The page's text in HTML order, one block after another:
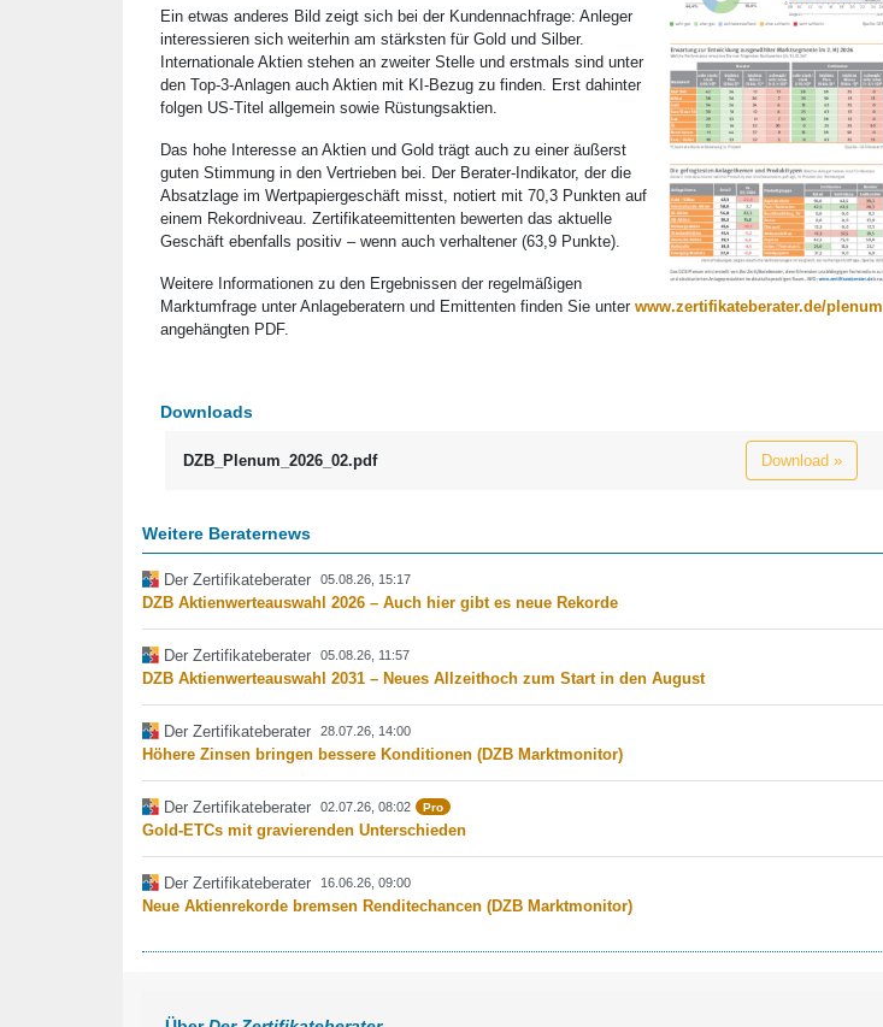
Ein etwas anderes Bild zeigt sich bei der Kundennachfrage: Anleger
interessieren sich weiterhin am stärksten für Gold und Silber.
Internationale Aktien stehen an zweiter Stelle und erstmals sind unter
den Top-3-Anlagen auch Aktien mit KI-Bezug zu finden. Erst dahinter
folgen US-Titel allgemein sowie Rüstungsaktien.
Das hohe Interesse an Aktien und Gold trägt auch zu einer äußerst
guten Stimmung in den Vertrieben bei. Der Berater-Indikator, der die
Absatzlage im Wertpapiergeschäft misst, notiert mit 70,3 Punkten auf
einem Rekordniveau. Zertifikateemittenten bewerten das aktuelle
Geschäft ebenfalls positiv – wenn auch verhaltener (63,9 Punkte).
Weitere Informationen zu den Ergebnissen der regelmäßigen
Marktumfrage unter Anlageberatern und Emittenten finden Sie unter www.zertifikateberater.de/plenum
angehängten PDF.
Downloads
DZB_Plenum_2026_02.pdf Download »
Weitere Beraternews
Der Zertifikateberater 05.08.26, 15:17
DZB Aktienwerteauswahl 2026 – Auch hier gibt es neue Rekorde
Der Zertifikateberater 05.08.26, 11:57
DZB Aktienwerteauswahl 2031 – Neues Allzeithoch zum Start in den August
Der Zertifikateberater 28.07.26, 14:00
Höhere Zinsen bringen bessere Konditionen (DZB Marktmonitor)
Der Zertifikateberater 02.07.26, 08:02 Pro
Gold-ETCs mit gravierenden Unterschieden
Der Zertifikateberater 16.06.26, 09:00
Neue Aktienrekorde bremsen Renditechancen (DZB Marktmonitor)